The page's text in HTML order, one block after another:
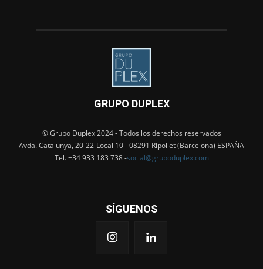
GRUPO DUPLEX
© Grupo Duplex 2024 - Todos los derechos reservados
Avda. Catalunya, 20-22-Local 10 - 08291 Ripollet (Barcelona) ESPAÑA
Tel. +34 933 183 738 -social@grupoduplex.com
SÍGUENOS